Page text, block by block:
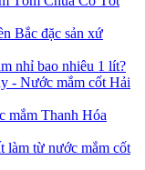
Bắc đặc sản xứ
nhỉ bao nhiêu 1 lít?
- Nước mắm cốt Hải
mắm Thanh Hóa
làm từ nước mắm cốt